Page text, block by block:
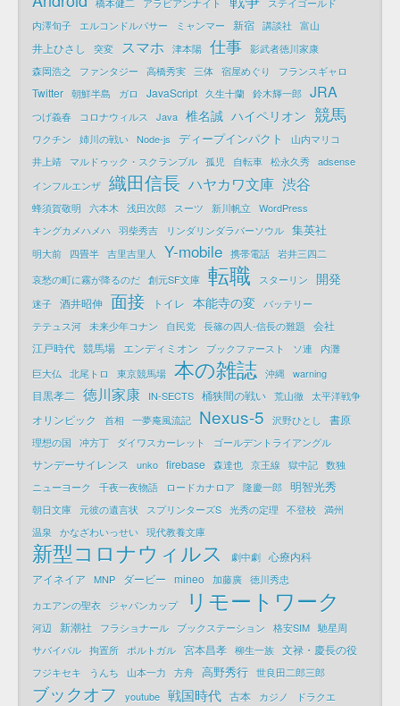
内澤旬子
エルコンドルパサー ミャンマー 新宿 講談社 富山
井上ひさし 突変 スマホ 津本陽 仕事 影武者徳川家康
森岡浩之
ファンタジー 高橋秀実 三体 宿屋めぐり フランスギャロ
Twitter 朝鮮半島 ガロ JavaScript 久生十蘭 鈴木輝一郎 JRA
つげ義春 コロナウィルス Java 椎名誠 ハイペリオン 競馬
ワクチン 姉川の戦い Node-js ディープインパクト
山内マリコ
井上靖
マルドゥック・スクランブル 孤児 自転車 松永久秀 adsense
インフルエンザ 織田信長 ハヤカワ文庫 渋谷
蜂須賀敬明 六本木 浅田次郎 スーツ 新川帆立
WordPress
キングカメハメハ 羽柴秀吉 リンダリンダラバーソウル 集英社
明大前 四畳半 吉里吉里人 Y-mobile 携帯電話 岩井三四二
哀愁の町に霧が降るのだ 創元SF文庫 転職 スターリン 開発
迷子 酒井昭伸 面接 トイレ 本能寺の変
バッテリー
テテュス河 未来少年コナン 自民党 長篠の四人-信長の難題
会社
江戸時代 競馬場 エンディミオン ブックファースト ソ連
内灘
巨大仏
北尾トロ 東京競馬場 本の雑誌 沖縄 warning
目黒孝二 徳川家康 IN-SECTS 桶狭間の戦い 荒山徹 太平洋戦争
オリンピック 首相 一夢庵風流記 Nexus-5 沢野ひとし 書原
理想の国 冲方丁 ダイワスカーレット ゴールデントライアングル
サンデーサイレンス unko firebase 森達也 京王線 獄中記 数独
ニューヨーク
千夜一夜物語 ロードカナロア 隆慶一郎 明智光秀
朝日文庫 元彼の遺言状 スプリンターズS 光秀の定理 不登校 満州
温泉
かなざわいっせい 現代教養文庫
新型コロナウィルス 劇中劇 心療内科
アイネイア
MNP ダービー mineo 加藤廣 徳川秀忠
カエアンの聖衣
ジャパンカップ リモートワーク
河辺 新潮社 フラショナール ブックステーション 格安SIM 馳星周
サバイバル 拘置所 ポルトガル 宮本昌孝 柳生一族 文禄・慶長の役
フジキセキ うんち 山本一力 方舟 高野秀行 世良田二郎三郎
ブックオフ youtube 戦国時代 古本 カジノ
ドラクエ